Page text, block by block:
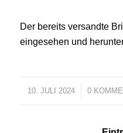
Der bereits versandte
eingesehen und
10. JULI 2024
/ 0 /